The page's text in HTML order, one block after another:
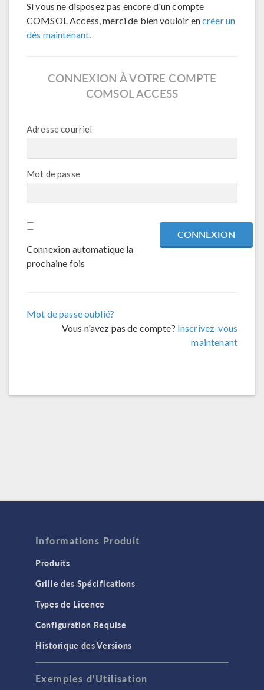
Si vous ne disposez pas encore d'un compte
COMSOL Access, merci de bien vouloir encréer un
dès maintenant.
CONNEXION À VOTRE COMPTE
COMSOL ACCESS
Adresse courriel
Mot de passe
Connexion automatique la
prochaine fois
Mot de passe oublié?
Vous n'avez pas de compte? Inscrivez-vous
maintenant
Informations Produit
Produits
Grille des Spécifications
Types de Licence
Configuration Requise
Historique des Versions
Exemples d'Utilisation